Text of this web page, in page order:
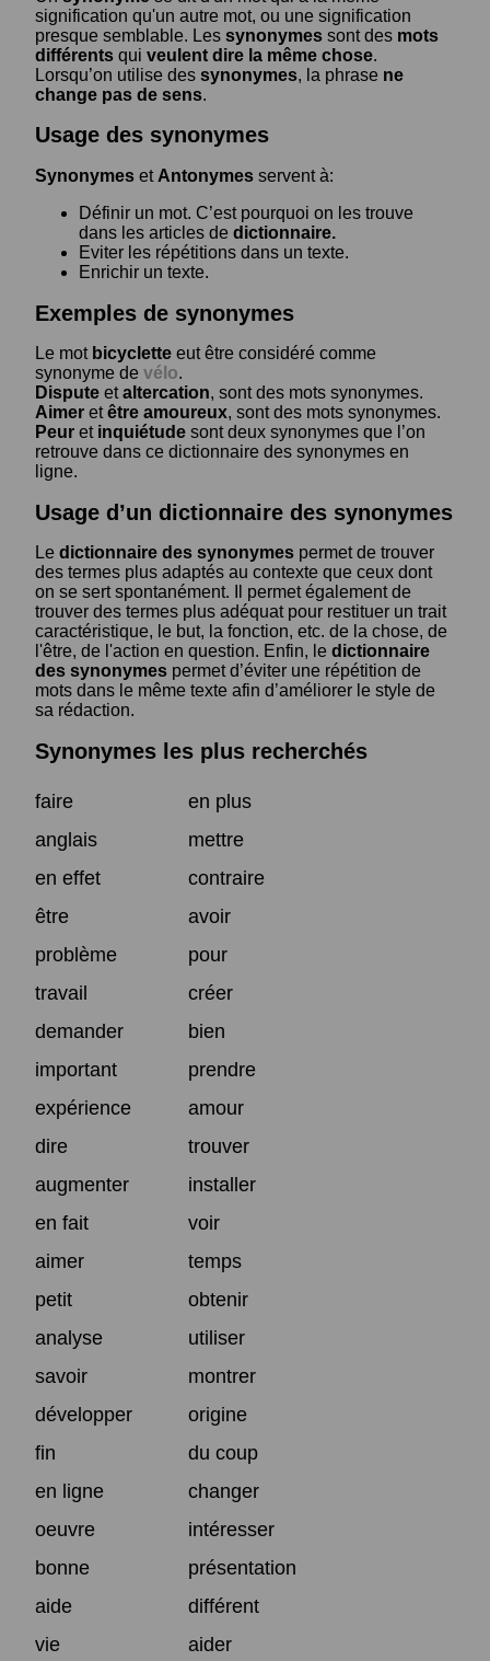
signification qu'un autre mot, ou une signification
presque semblable. Les synonymes sont des mots
différents qui veulent dire la même chose.
Lorsqu’on utilise des synonymes, la phrase ne
change pas de sens.
Usage des synonymes
Synonymes et Antonymes servent à:
Définir un mot. C’est pourquoi on les trouve
dans les articles de dictionnaire.
Eviter les répétitions dans un texte.
Enrichir un texte.
Exemples de synonymes
Le mot bicyclette eut être considéré comme
synonyme de vélo.
Dispute etaltercation, sont des mots synonymes.
Aimer etêtre amoureux, sont des mots synonymes.
Peur et inquiétude sont deux synonymes que l’on
retrouve dans ce dictionnaire des synonymes en
ligne.
Usage d’un dictionnaire des synonymes
Le dictionnaire des synonymes permet de trouver
des termes plus adaptés au contexte que ceux dont
on se sert spontanément. Il permet également de
trouver des termes plus adéquat pour restituer un trait
caractéristique, le but, la fonction, etc. de la chose, de
l'être, de l'action en question. Enfin, le dictionnaire
des synonymes permet d’éviter une répétition de
mots dans le même texte afin d’améliorer le style de
sa rédaction.
Synonymes les plus recherchés
faire
en plus
anglais
mettre
en effet
contraire
être
avoir
problème
pour
travail
créer
demander
bien
important
prendre
expérience
amour
dire
trouver
augmenter
installer
en fait
voir
aimer
temps
petit
obtenir
analyse
utiliser
savoir
montrer
développer
origine
fin
du coup
en ligne
changer
oeuvre
intéresser
bonne
présentation
aide
différent
vie
aider